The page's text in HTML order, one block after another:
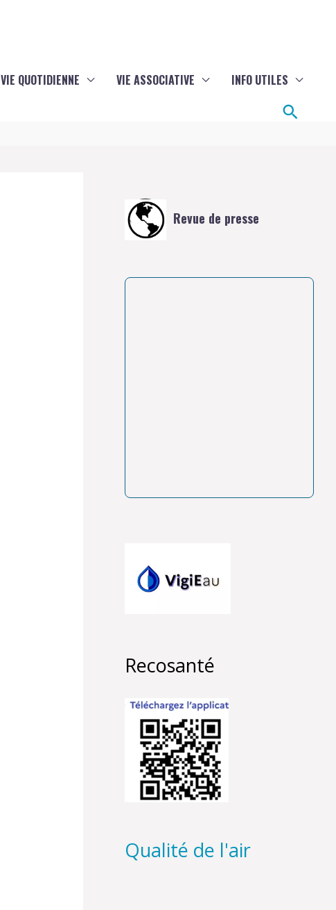
VIE QUOTIDIENNE VIE ASSOCIATIVE INFO UTILES
Revue de presse
Recosanté
Qualité de l'air